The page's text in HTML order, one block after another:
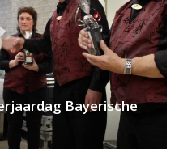
Bayerische